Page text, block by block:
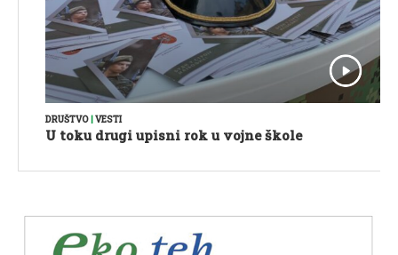
DRUŠTVO VESTI
U toku drugi upisni rok u vojne škole